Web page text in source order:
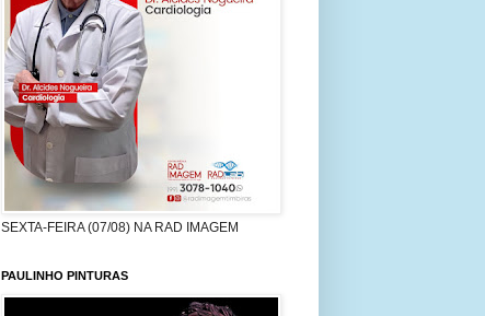
SEXTA-FEIRA (07/08) NA RAD IMAGEM
PAULINHO PINTURAS